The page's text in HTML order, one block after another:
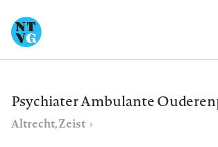
naar
de
gaanPsychiater Ambulante
Altrecht, Zeist